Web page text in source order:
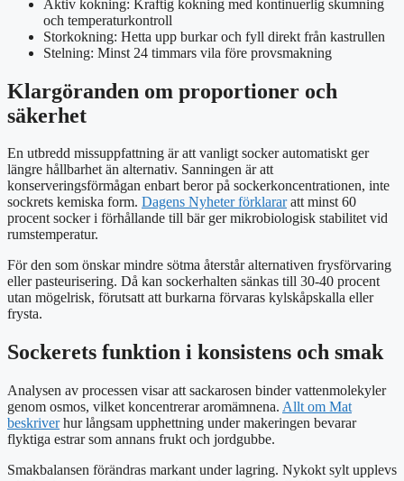
Aktiv kokning: Kraftig kokning med kontinuerlig skumning
och temperaturkontroll
Storkokning: Hetta upp burkar och fyll direkt från kastrullen
Stelning: Minst 24 timmars vila före provsmakning
Klargöranden om proportioner och
säkerhet
En utbredd missuppfattning är att vanligt socker automatiskt ger
längre hållbarhet än alternativ. Sanningen är att
konserveringsförmågan enbart beror på sockerkoncentrationen, inte
sockrets kemiska form. Dagens Nyheter förklararatt minst 60
procent socker i förhållande till bär ger mikrobiologisk stabilitet vid
rumstemperatur.
För den som önskar mindre sötma återstår alternativen frysförvaring
eller pasteurisering. Då kan sockerhalten sänkas till 30-40 procent
utan mögelrisk, förutsatt att burkarna förvaras kylskåpskalla eller
frysta.
Sockerets funktion i konsistens och smak
Analysen av processen visar att sackarosen binder vattenmolekyler
genom osmos, vilket koncentrerar aromämnena. Allt om Mat
beskriverhur långsam upphettning under makeringen bevarar
flyktiga estrar som annans frukt och jordgubbe.
Smakbalansen förändras markant under lagring. Nykokt sylt upplevs